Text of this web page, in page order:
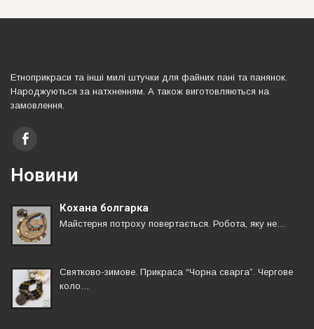
Етноприкраси та iншi милi штучки для файних панi та панянок.
Народжуються за натхненням. А також виготовляються на
замовлення.
Новини
Кохана болгарка
Майстерня потроху повертається. Робота, яку не…
Святково-зимове. Прикраса “Чорна сварга”. Чергове
коло…